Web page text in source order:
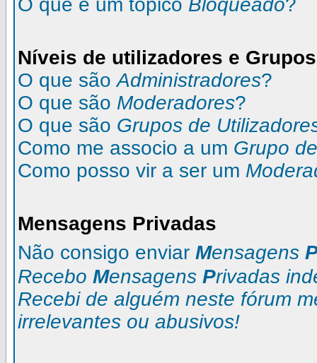
O que é um tópico Bloqueado?
Níveis de utilizadores e Grupos
O que sãoAdministradores?
O que são Moderadores?
O que são Grupos de
Como me associo a um Grupo
Como posso vir a ser um
Mensagens Privadas
Não consigo enviar Mensagens
Recebo Mensagens Privadas
Recebi de alguém neste fórum
irrelevantes ou abusivos!